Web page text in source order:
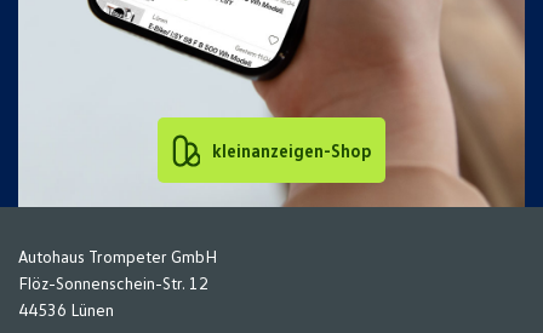
kleinanzeigen-Shop
Autohaus Trompeter GmbH
Flöz-Sonnenschein-Str. 12
44536 Lünen